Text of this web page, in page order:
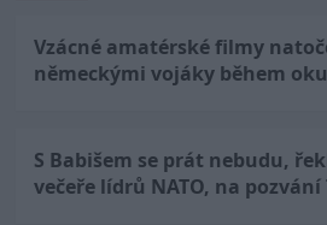
Vzácné amatérské filmy
německými vojáky během
S Babišem se prát nebudu,
večeře lídrů NATO, na pozvání